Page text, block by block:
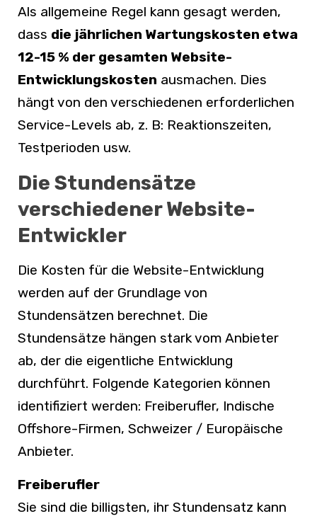
Als allgemeine Regel kann gesagt werden,
dass die jährlichen Wartungskosten etwa
12-15 % der gesamten Website-
Entwicklungskosten ausmachen. Dies
hängt von den verschiedenen erforderlichen
Service-Levels ab, z. B: Reaktionszeiten,
Testperioden usw.
Die Stundensätze
verschiedener Website-
Entwickler
Die Kosten für die Website-Entwicklung
werden auf der Grundlage von
Stundensätzen berechnet. Die
Stundensätze hängen stark vom Anbieter
ab, der die eigentliche Entwicklung
durchführt. Folgende Kategorien können
identifiziert werden: Freiberufler, Indische
Offshore-Firmen, Schweizer / Europäische
Anbieter.
Freiberufler
Sie sind die billigsten, ihr Stundensatz kann